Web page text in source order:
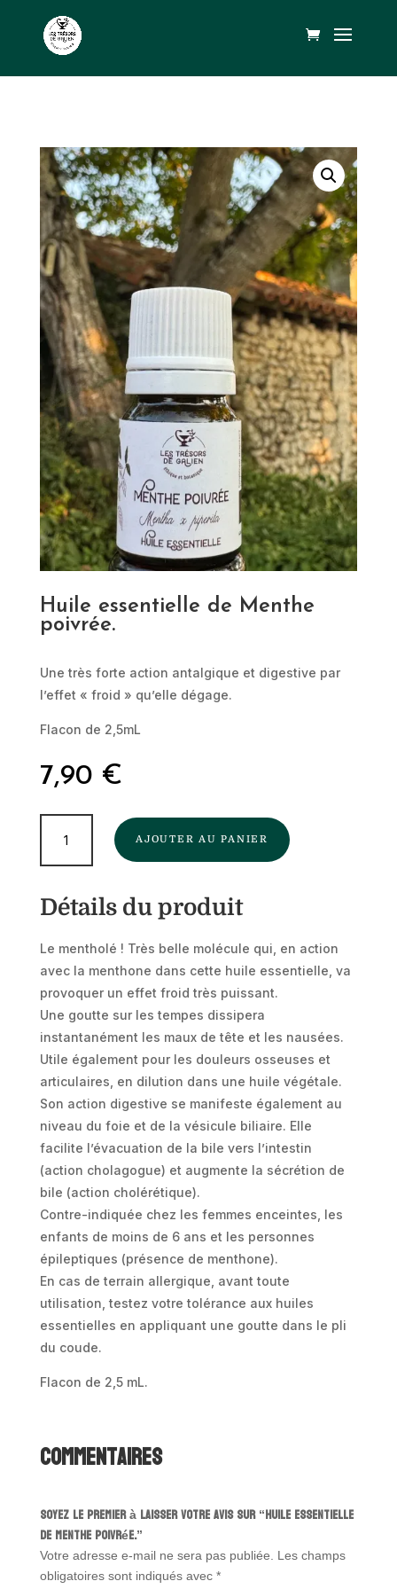
Huile essentielle de Menthe
poivrée.
Une très forte action antalgique et digestive par
l’effet « froid » qu’elle dégage.
Flacon de 2,5mL
7,90 €
Huile
de
poivrée.
AJOUTER AU PANIER
Détails du produit
Le mentholé ! Très belle molécule qui, en action
avec la menthone dans cette huile essentielle, va
provoquer un effet froid très puissant.
Une goutte sur les tempes dissipera
instantanément les maux de tête et les nausées.
Utile également pour les douleurs osseuses et
articulaires, en dilution dans une huile végétale.
Son action digestive se manifeste également au
niveau du foie et de la vésicule biliaire. Elle
facilite l’évacuation de la bile vers l’intestin
(action cholagogue) et augmente la sécrétion de
bile (action cholérétique).
Contre-indiquée chez les femmes enceintes, les
enfants de moins de 6 ans et les personnes
épileptiques (présence de menthone).
En cas de terrain allergique, avant toute
utilisation, testez votre tolérance aux huiles
essentielles en appliquant une goutte dans le pli
du coude.
Flacon de 2,5 mL.
Commentaires
Soyez le premier à laisser votre avis sur “Huile essentielle
de Menthe poivrée.”
Votre adresse e-mail ne sera pas publiée.
Les champs
obligatoires sont indiqués avec *